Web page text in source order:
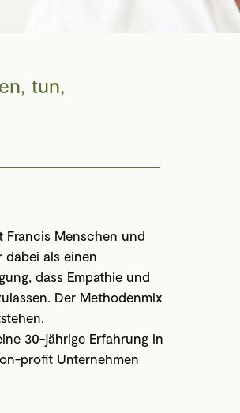
tun,
Menschen und
dabei als einen
dass Empathie und
Der Methodenmix
30-jährige Erfahrung in
profit Unternehmen